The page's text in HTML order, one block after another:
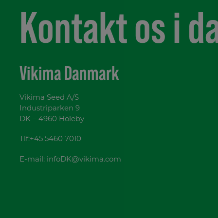
Kontakt os i
Vikima Danmark
Vikima Seed A/S
Industriparken 9
DK – 4960 Holeby
Tlf:+45 5460 7010
E-mail: infoDK@vikima.com